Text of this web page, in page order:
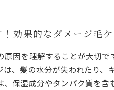
効果的なダメージ毛
原因を理解することが大切
、髪の水分が失われたり
、保湿成分やタンパク質を